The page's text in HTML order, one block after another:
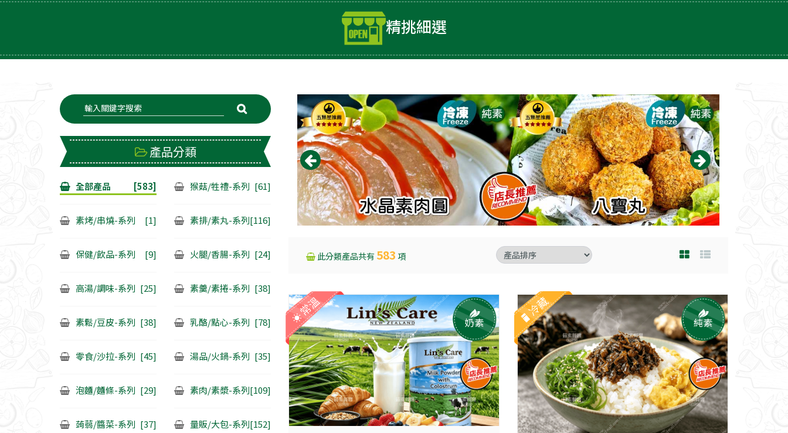
精挑細選
此分類產品共有 583 項
常溫
奶素
冷藏
純素
產品分類
全部產品 [583]
素烤/串燒-系列 [1]
保健/飲品-系列 [9]
高湯/調味-系列 [25]
素鬆/豆皮-系列 [38]
零食/沙拉-系列 [45]
泡麵/麵條-系列 [29]
蒟蒻/醬菜-系列 [37]
猴菇/牲禮-系列 [61]
素排/素丸-系列[116]
火腿/香腸-系列 [24]
素羹/素捲-系列 [38]
乳酪/點心-系列 [78]
湯品/火鍋-系列 [35]
素肉/素漿-系列[109]
量販/大包-系列[152]